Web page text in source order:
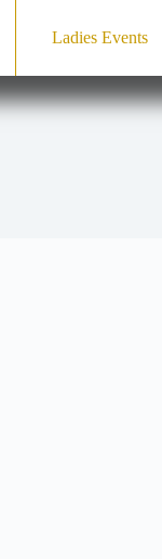
Ladies Events